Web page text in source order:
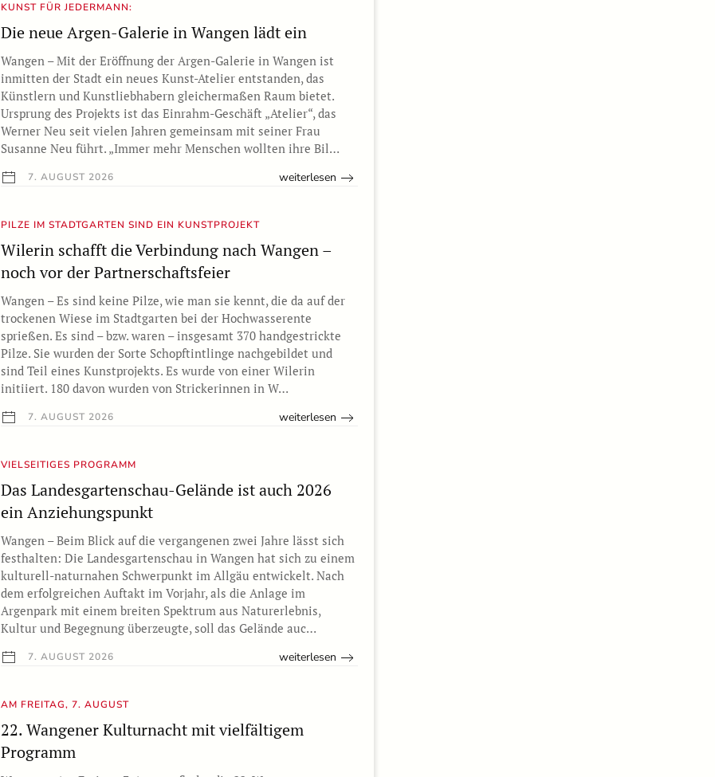
KUNST FÜR JEDERMANN:
Die neue Argen-Galerie in Wangen lädt ein
Wangen – Mit der Eröffnung der Argen-Galerie in Wangen ist
inmitten der Stadt ein neues Kunst-Atelier entstanden, das
Künstlern und Kunstliebhabern gleichermaßen Raum bietet.
Ursprung des Projekts ist das Einrahm-Geschäft „Atelier“, das
Werner Neu seit vielen Jahren gemeinsam mit seiner Frau
Susanne Neu führt. „Immer mehr Menschen wollten ihre Bil…
7. AUGUST 2026 weiterlesen
PILZE IM STADTGARTEN SIND EIN KUNSTPROJEKT
Wilerin schafft die Verbindung nach Wangen –
noch vor der Partnerschaftsfeier
Wangen – Es sind keine Pilze, wie man sie kennt, die da auf der
trockenen Wiese im Stadtgarten bei der Hochwasserente
sprießen. Es sind – bzw. waren – insgesamt 370 handgestrickte
Pilze. Sie wurden der Sorte Schopftintlinge nachgebildet und
sind Teil eines Kunstprojekts. Es wurde von einer Wilerin
initiiert. 180 davon wurden von Strickerinnen in W…
7. AUGUST 2026 weiterlesen
VIELSEITIGES PROGRAMM
Das Landesgartenschau-Gelände ist auch 2026
ein Anziehungspunkt
Wangen – Beim Blick auf die vergangenen zwei Jahre lässt sich
festhalten: Die Landesgartenschau in Wangen hat sich zu einem
kulturell-naturnahen Schwerpunkt im Allgäu entwickelt. Nach
dem erfolgreichen Auftakt im Vorjahr, als die Anlage im
Argenpark mit einem breiten Spektrum aus Naturerlebnis,
Kultur und Begegnung überzeugte, soll das Gelände auc…
7. AUGUST 2026 weiterlesen
AM FREITAG, 7. AUGUST
22. Wangener Kulturnacht mit vielfältigem
Programm